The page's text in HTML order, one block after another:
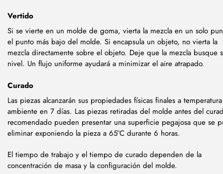
Vertido
Si se vierte en un molde de goma, vierta la mezcla en un solo
el punto más bajo del molde. Si encapsula un objeto, no vierta la
mezcla directamente sobre el objeto. Deje que la mezcla busque
nivel. Un flujo uniforme ayudará a minimizar el aire atrapado.
Curado
Las piezas alcanzarán sus propiedades físicas finales a temperatura
ambiente en 7 días. Las piezas retiradas del molde antes del
recomendado pueden presentar una superficie pegajosa que se
eliminar exponiendo la pieza a 65°C durante 6 horas.
El tiempo de trabajo y el tiempo de curado dependen de la
concentración de masa y la configuración del molde.